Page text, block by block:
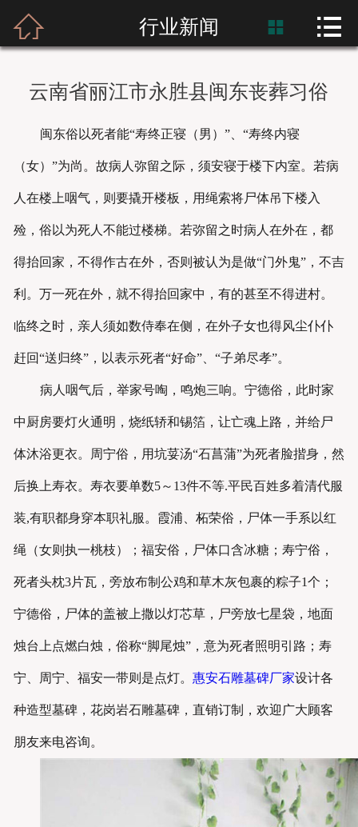
首页
新闻资讯
产品应用
工程案例
 行业新闻  
云南省丽江市永胜县闽东丧葬习俗
闽东俗以死者能“寿终正寝（男）”、“寿终内寝
（女）”为尚。故病人弥留之际，须安寝于楼下内室。若病
人在楼上咽气，则要撬开楼板，用绳索将尸体吊下楼入
殓，俗以为死人不能过楼梯。若弥留之时病人在外在，都
得抬回家，不得作古在外，否则被认为是做“门外鬼”，不吉
利。万一死在外，就不得抬回家中，有的甚至不得进村。
临终之时，亲人须如数侍奉在侧，在外子女也得风尘仆仆
赶回“送归终”，以表示死者“好命”、“子弟尽孝”。
病人咽气后，举家号啕，鸣炮三响。宁德俗，此时家
中厨房要灯火通明，烧纸轿和锡箔，让亡魂上路，并给尸
体沐浴更衣。周宁俗，用坑荽汤“石菖蒲”为死者脸揩身，然
后换上寿衣。寿衣要单数5～13件不等.平民百姓多着清代服
装,有职都身穿本职礼服。霞浦、柘荣俗，尸体一手系以红
绳（女则执一桃枝）；福安俗，尸体口含冰糖；寿宁俗，
死者头枕3片瓦，旁放布制公鸡和草木灰包裹的粽子1个；
宁德俗，尸体的盖被上撒以灯芯草，尸旁放七星袋，地面
烛台上点燃白烛，俗称“脚尾烛”，意为死者照明引路；寿
宁、周宁、福安一带则是点灯。 惠安石雕墓碑厂家设计各
种造型墓碑，花岗岩石雕墓碑，直销订制，欢迎广大顾客
朋友来电咨询。